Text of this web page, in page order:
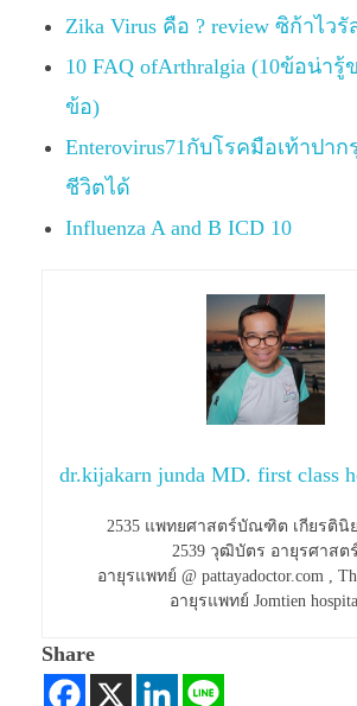
Zika Virus คือ ? review ซิก้าไวรั
10 FAQ ofArthralgia (10ข้อน่า
ข้อ)
Enterovirus71กับโรคมือเท้าปาก
ชีวิตได้
Influenza A and B ICD 10
dr.kijakarn junda MD. first class
2535 แพทยศาสตร์บัณฑิต เกียรตินิ
2539 วุฒิบัตร อายุรศาสตร์
อายุรแพทย์ @ pattayadoctor.com ,
อายุรแพทย์ Jomtien
Share